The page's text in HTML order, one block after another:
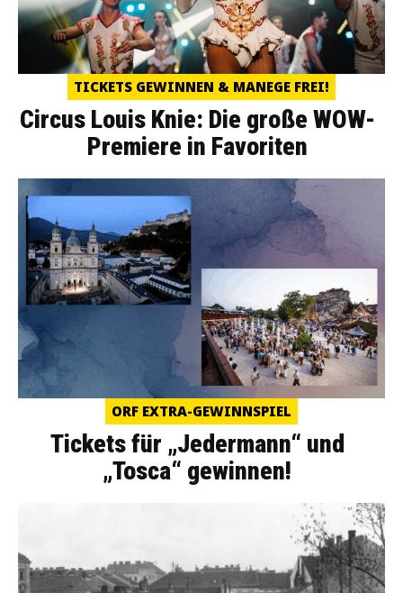
TICKETS GEWINNEN & MANEGE FREI!
Circus Louis Knie: Die große WOW-
Premiere in Favoriten
ORF EXTRA-GEWINNSPIEL
Tickets für „Jedermann“ und
„Tosca“ gewinnen!